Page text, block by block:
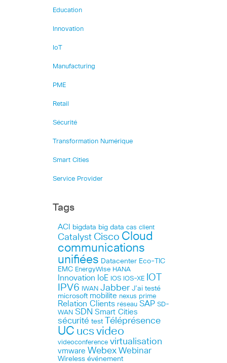
Education
Innovation
IoT
Manufacturing
PME
Retail
Sécurité
Transformation Numérique
Smart Cities
Service Provider
Tags
ACI bigdata big data cas client
Catalyst Cisco Cloud
communications
unifiées Datacenter Eco-TIC
EMC EnergyWise HANA
Innovation IoE IOS IOS-XE IOT
IPV6 IWAN Jabber J’ai testé
microsoft mobilite nexus prime
Relation Clients réseau SAP SD-
WAN SDN Smart Cities
sécurité test Téléprésence
UC ucs video
videoconference virtualisation
vmware Webex Webinar
Wireless événement